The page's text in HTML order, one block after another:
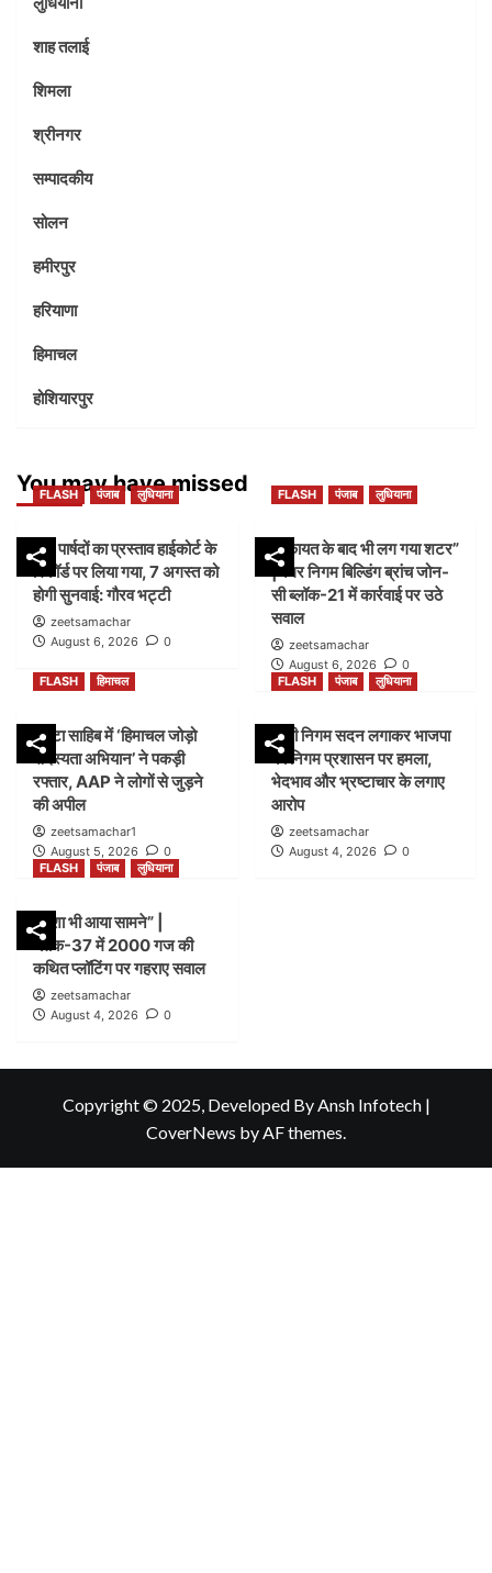
शाह तलाई
शिमला
श्रीनगर
सम्पादकीय
सोलन
हमीरपुर
हरियाणा
हिमाचल
होशियारपुर
You may have missed
FLASH पंजाब लुधियाना
45 पार्षदों का प्रस्ताव हाईकोर्ट के
रिकॉर्ड पर लिया गया, 7 अगस्त को
होगी सुनवाई: गौरव भट्टी
zeetsamachar
August 6, 2026
0
FLASH पंजाब लुधियाना
शिकायत के बाद भी लग गया शटर”
|नगर निगम बिल्डिंग ब्रांच जोन-
सी ब्लॉक-21 में कार्रवाई पर उठे
सवाल
zeetsamachar
August 6, 2026
0
FLASH
हिमाचल
पांवटा साहिब में ‘हिमाचल जोड़ो
सदस्यता अभियान’ ने पकड़ी
रफ्तार, AAP ने लोगों से जुड़ने
की अपील
zeetsamachar1
August 5, 2026
0
FLASH पंजाब लुधियाना
डम्मी निगम सदन लगाकर भाजपा
का निगम प्रशासन पर हमला,
भेदभाव और भ्रष्टाचार के लगाए
आरोप
zeetsamachar
August 4, 2026
0
FLASH
पंजाब लुधियाना
नक्शा भी आया सामने” |
ब्लॉक-37 में 2000 गज की
कथित प्लॉटिंग पर गहराए सवाल
zeetsamachar
August 4, 2026
0
Copyright © 2025, Developed By Ansh Infotech |
CoverNews by AF themes.